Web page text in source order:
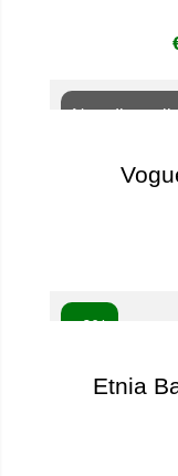
Non
- 9%
Etnia